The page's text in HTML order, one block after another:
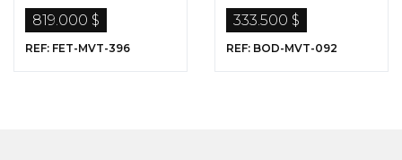
819.000 $
REF: FET-MVT-396
333.500 $
REF: BOD-MVT-092